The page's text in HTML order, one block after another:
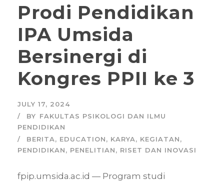
Prodi Pendidikan
IPA Umsida
Bersinergi di
Kongres PPII ke 3
JULY 17, 2024
BY FAKULTAS PSIKOLOGI DAN ILMU
PENDIDIKAN
BERITA, EDUCATION, KARYA, KEGIATAN,
PENDIDIKAN, PENELITIAN, RISET DAN INOVASI
fpip.umsida.ac.id — Program studi